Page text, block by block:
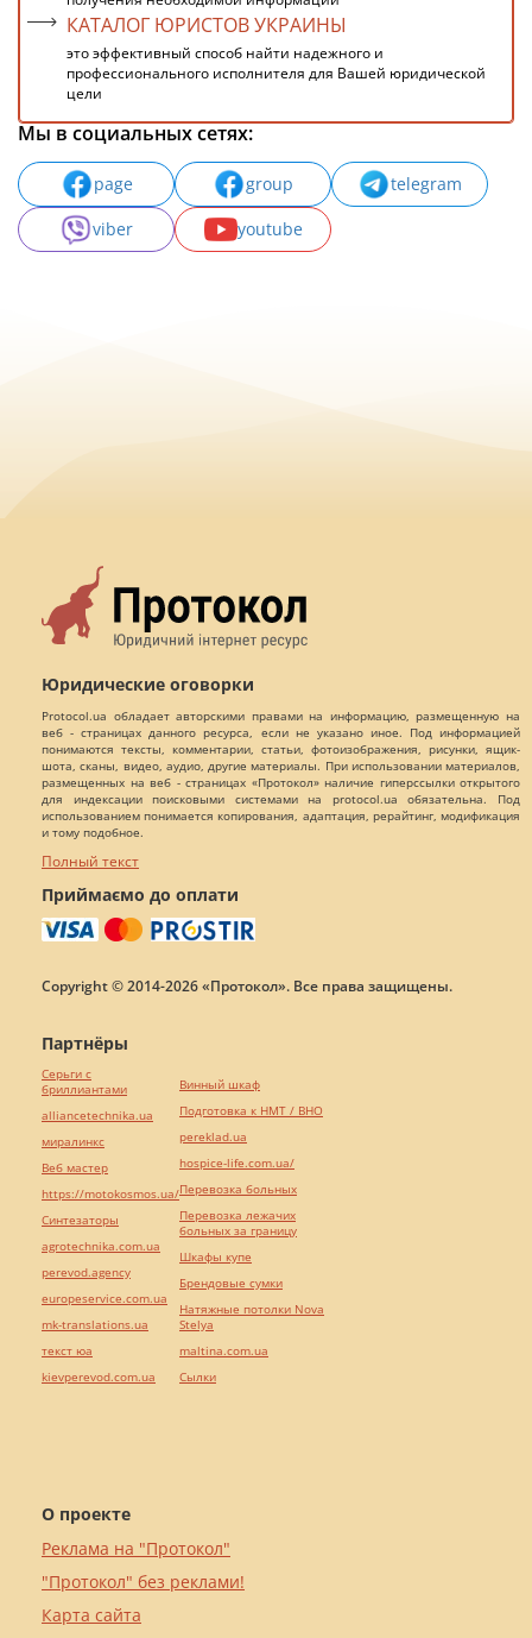
КАТАЛОГ ЮРИСТОВ УКРАИНЫ
это эффективный способ найти надежного и
профессионального исполнителя для Вашей юридической
цели
Мы в социальных сетях:
page group
telegram
viber
youtube
Юридические оговорки
Protocol.ua обладает авторскими правами на информацию, размещенную на
веб - страницах данного ресурса, если не указано иное. Под информацией
понимаются тексты, комментарии, статьи, фотоизображения, рисунки, ящик-
шота, сканы, видео, аудио, другие материалы. При использовании материалов,
размещенных на веб - страницах «Протокол» наличие гиперссылки открытого
для индексации поисковыми системами на protocol.ua обязательна. Под
использованием понимается копирования, адаптация, рерайтинг, модификация
и тому подобное.
Полный текст
Приймаємо до оплати
Copyright © 2014-2026 «Протокол». Все права защищены.
О проекте
Реклама на "Протокол"
"Протокол" без реклами!
Карта сайта
Партнёры
Серьги с
бриллиантами
alliancetechnika.ua
миралинкс
Веб мастер
https://motokosmos.ua/
Синтезаторы
agrotechnika.com.ua
perevod.agency
europeservice.com.ua
mk-translations.ua
текст юа
kievperevod.com.ua
Винный шкаф
Подготовка к НМТ / ВНО
pereklad.ua
hospice-life.com.ua/
Перевозка больных
Перевозка лежачих
больных за границу
Шкафы купе
Брендовые сумки
Натяжные потолки Nova
Stelya
maltina.com.ua
Cылки